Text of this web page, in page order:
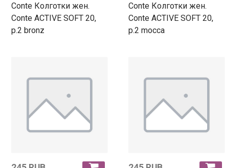
Conte Колготки жен.
Conte ACTIVE SOFT 20,
p.2 bronz
Conte Колготки жен.
Conte ACTIVE SOFT 20,
p.2 mocca